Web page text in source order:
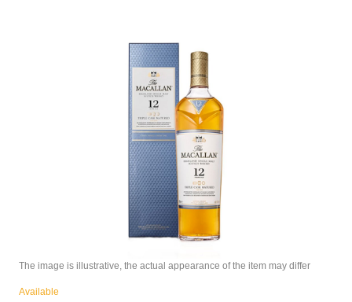
The image is illustrative, the actual appearance of the item may differ
Available